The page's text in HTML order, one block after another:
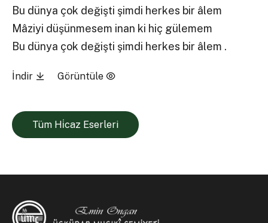
Bu dünya çok değişti şimdi herkes bir âlem
Mâziyi düşünmesem inan ki hiç gülemem
Bu dünya çok değişti şimdi herkes bir âlem .
İndir Görüntüle
Tüm Hi̇caz Eserleri